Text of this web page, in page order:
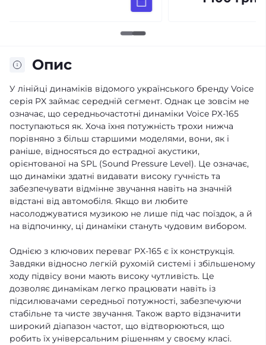
Опис
У лінійці динаміків відомого українського бренду Voice
серія PX займає середній сегмент. Однак це зовсім не
означає, що середньочастотні динаміки Voice PX-165
поступаються як. Хоча їхня потужність трохи нижча
порівняно з більш старшими моделями, вони, як і
раніше, відносяться до естрадної акустики,
орієнтованої на SPL (Sound Pressure Level). Це означає,
що динаміки здатні видавати високу гучність та
забезпечувати відмінне звучання навіть на значній
відстані від автомобіля. Якщо ви любите
насолоджуватися музикою не лише під час поїздок, а й
на відпочинку, ці динаміки стануть чудовим вибором.
Однією з ключових переваг PX-165 є їх конструкція.
Завдяки відносно легкій рухомій системі і збільшеному
ходу підвісу вони мають високу чутливість. Це
дозволяє динамікам легко працювати навіть із
підсилювачами середньої потужності, забезпечуючи
стабільне та чисте звучання. Також варто відзначити
широкий діапазон частот, що відтворюються, що
робить їх універсальним рішенням у своєму класі.